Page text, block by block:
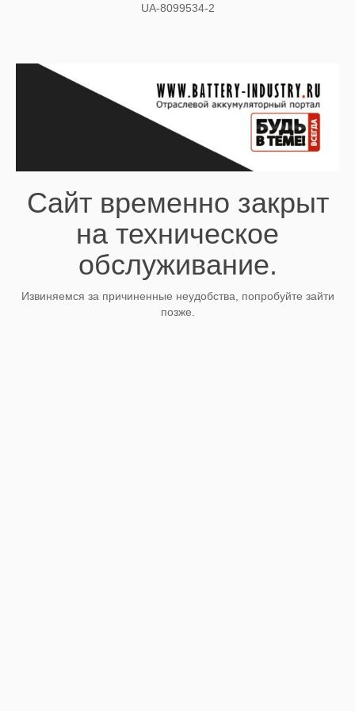
UA-8099534-2
Сайт временно закрыт
на техническое
обслуживание.
Извиняемся за причиненные неудобства, попробуйте зайти
позже.